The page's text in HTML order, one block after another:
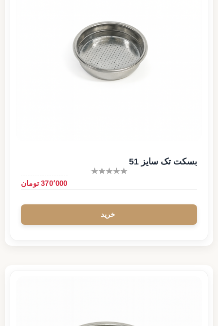
بسکت تک سایز 51
370٬000 تومان